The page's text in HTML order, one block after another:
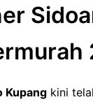
Kupang kini